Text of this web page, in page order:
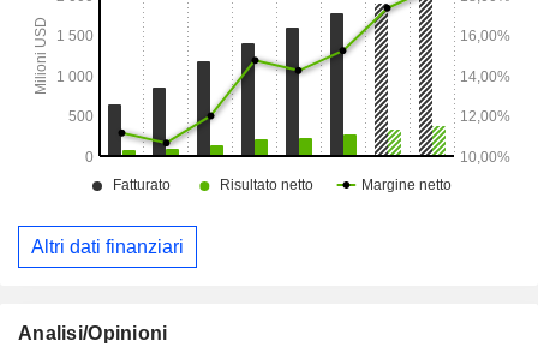
ristorazione e ospitalità.
Altri dati finanziari
Analisi/Opinioni